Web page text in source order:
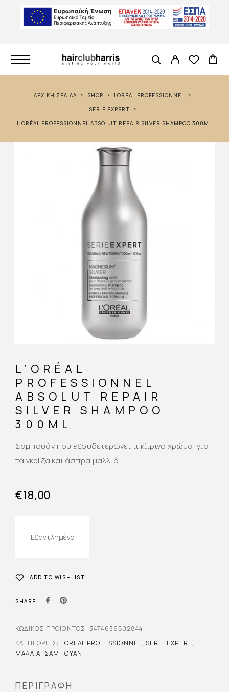
ΑΡΧΙΚΉ ΣΕΛΊΔΑ SHOP
LORÉAL PROFESSIONNEL
SERIE EXPERT
L’ORÉAL PROFESSIONNEL ABSOLUT REPAIR SILVER SHAMPOO 300ML
L’ORÉAL
PROFESSIONNEL
ABSOLUT REPAIR
SILVER SHAMPOO
300ML
Σαμπουάν που εξουδετερώνει τι κίτρινο χρώμα, για
τα γκρίζα και άσπρα μαλλιά.
€18,00
Εξαντλημένο
ADD TO WISHLIST
SHARE
ΠΕΡΙΓΡΑΦΉ
ΚΩΔΙΚΌΣ ΠΡΟΪΌΝΤΟΣ: 3474636502844
ΚΑΤΗΓΟΡΊΕΣ: LORÉAL PROFESSIONNEL, SERIE EXPERT,
ΜΑΛΛΙΆ, ΣΑΜΠΟΥΆΝ